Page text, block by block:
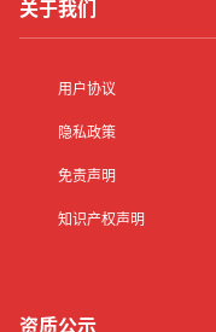
关于我们
用户协议
隐私政策
免责声明
知识产权声明
资质公示